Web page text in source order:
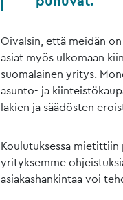
Oivalsin, että meidän
asiat myös ulkomaan
suomalainen yritys.
asunto- ja
lakien ja säädösten
Koulutuksessa
yrityksemme
asiakashankintaa voi